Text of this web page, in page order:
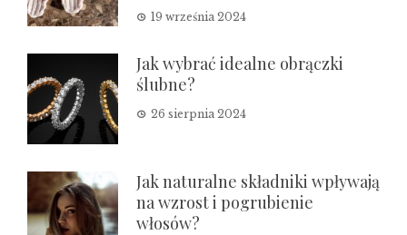
19 września 2024
Jak wybrać idealne obrączki
ślubne?
26 sierpnia 2024
Jak naturalne składniki wpływają
na wzrost i pogrubienie
włosów?